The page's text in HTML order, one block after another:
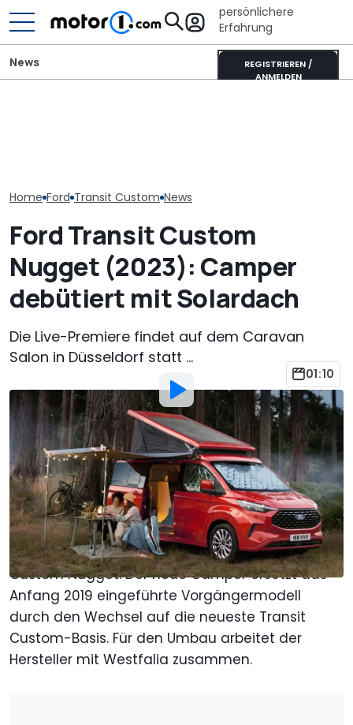
persönlichere
Erfahrung
REGISTRIEREN /
ANMELDEN
News
Home Ford Transit Custom News
Ford Transit Custom
Nugget (2023): Camper
debütiert mit Solardach
Die Live-Premiere findet auf dem Caravan
Salon in Düsseldorf statt ...
01:10
Von:Manuel Lehbrink
24. Aug. 2023 um14:24 Uhr
Als bevorzugte Quelle Motor1.com
auf Google hinzufügen
Eine der großen Premieren auf dem diesjährigen
Caravan Salon in Düsseldorf ist der Ford Transit
Custom Nugget. Der neue Camper ersetzt das
Anfang 2019 eingeführte Vorgängermodell
durch den Wechsel auf die neueste Transit
Custom-Basis. Für den Umbau arbeitet der
Hersteller mit Westfalia zusammen.